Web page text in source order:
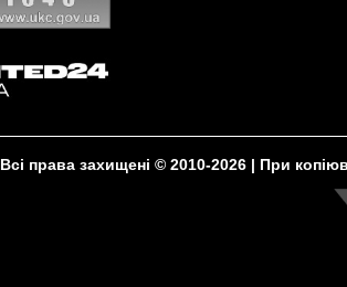
Всі права захищені © 2010-2026 | При